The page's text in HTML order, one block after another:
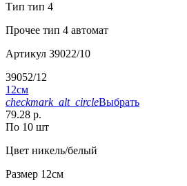
Тип тип 4
Прочее тип 4 автомат
Артикул 39022/10
39052/12
12см
checkmark_alt_circleВыбрать
79.28 р.
По 10 шт
Цвет никель/белый
Размер 12см